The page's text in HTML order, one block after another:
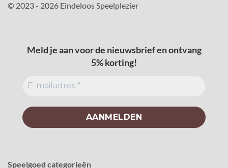
© 2023 - 2026 Eindeloos Speelplezier
Meld je aan voor de nieuwsbrief en ontvang
5% korting!
Speelgoed categorieën